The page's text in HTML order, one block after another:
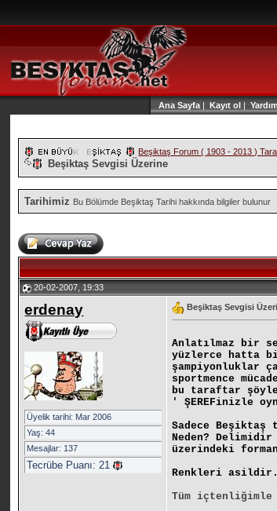
Ana Sayfa | Kayıt ol | Yardım
Beşiktaş Forum ( 1903 - 2013 )
Beşiktaş Sevgisi Üzerine
Tarihimiz Bu Bölümde Beşiktaş Tarihi hakkında bilgiler bulunur
20-02-2007, 19:33
erdenay
Üyelik tarihi: Mar 2006
Yaş: 44
Mesajlar: 137
Tecrübe Puanı:21
Beşiktaş Sevgisi
Anlatılmaz bir
yüzlerce hatta
şampiyonluklar
sportmence
bu taraftar
' ŞEREFinizle
Sadece
Neden?
üzerindeki
Renkleri asildir.
Tüm